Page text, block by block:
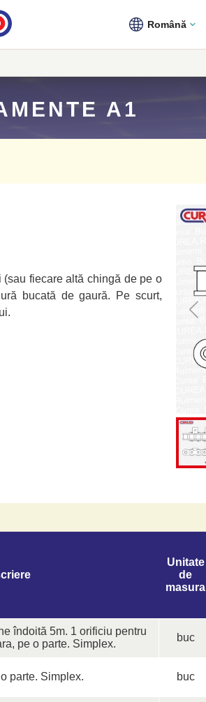
Română
A1
fiecare altă chingă de pe o
bucată de gaură. Pe scurt,
Unitate
de
masura
îndoită 5m. 1 orificiu pentru
pe o parte. Simplex.
buc
parte. Simplex. buc